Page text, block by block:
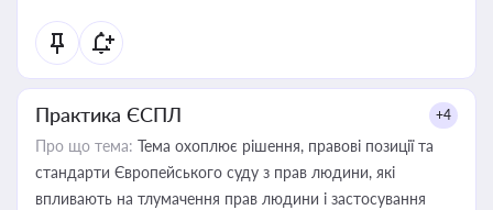
Практика ЄСПЛ +4
Про що тема: Тема охоплює рішення, правові позиції та
стандарти Європейського суду з прав людини, які
впливають на тлумачення прав людини і застосування